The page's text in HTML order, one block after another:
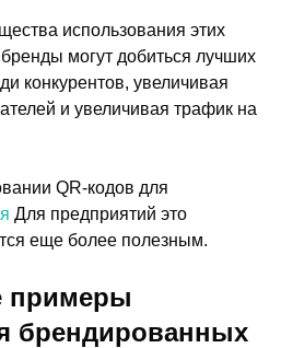
использования этих
могут добиться лучших
конкурентов, увеличивая
и увеличивая трафик на
QR-кодов для
Для предприятий это
еще более полезным.
примеры
брендированных